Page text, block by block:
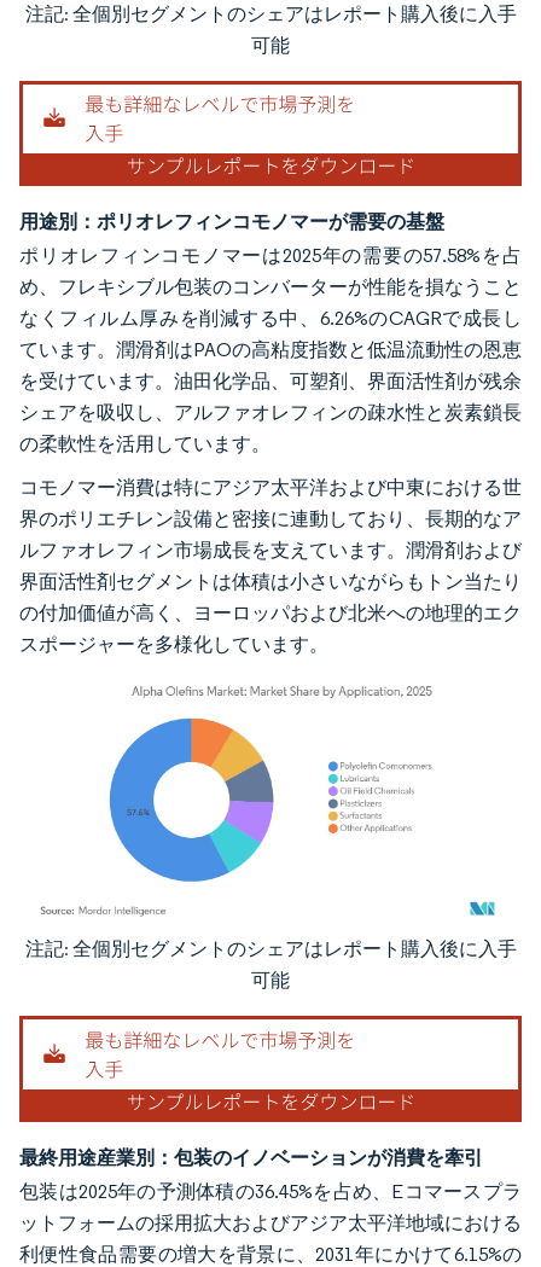
画像 © Mordor Intelligence。再利用にはCC BY 4.0の表示が必要です。
注記: 全個別セグメントのシェアはレポート購入後に入手
可能
用途別：ポリオレフィンコモノマーが需要の基盤
ポリオレフィンコモノマーは2025年の需要の57.58%を占
め、フレキシブル包装のコンバーターが性能を損なうこと
なくフィルム厚みを削減する中、6.26%のCAGRで成長し
ています。潤滑剤はPAOの高粘度指数と低温流動性の恩恵
を受けています。油田化学品、可塑剤、界面活性剤が残余
シェアを吸収し、アルファオレフィンの疎水性と炭素鎖長
の柔軟性を活用しています。
コモノマー消費は特にアジア太平洋および中東における世
界のポリエチレン設備と密接に連動しており、長期的なア
ルファオレフィン市場成長を支えています。潤滑剤および
界面活性剤セグメントは体積は小さいながらもトン当たり
の付加価値が高く、ヨーロッパおよび北米への地理的エク
スポージャーを多様化しています。
画像 © Mordor Intelligence。再利用にはCC BY 4.0の表示が必要です。
注記: 全個別セグメントのシェアはレポート購入後に入手
可能
最終用途産業別：包装のイノベーションが消費を牽引
包装は2025年の予測体積の36.45%を占め、Eコマースプラ
ットフォームの採用拡大およびアジア太平洋地域における
利便性食品需要の増大を背景に、2031年にかけて6.15%の